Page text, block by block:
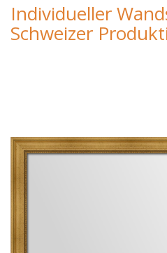
Individueller
Schweizer